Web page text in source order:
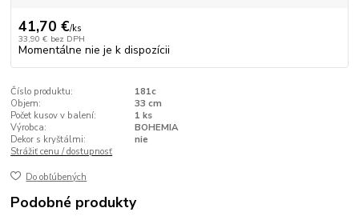
41,70 €/ks
33,90 € bez DPH
Momentálne nie je k dispozícii
Číslo produktu:
181c
Objem:
33 cm
Počet kusov v balení:
1 ks
Výrobca:
BOHEMIA
Dekor s kryštálmi:
nie
Strážiť cenu / dostupnosť
Do obľúbených
Podobné produkty